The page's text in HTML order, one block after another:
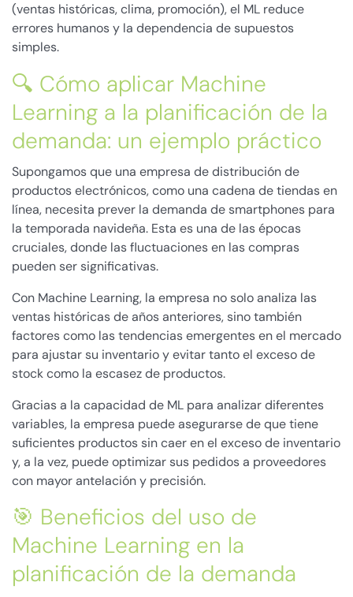
(ventas históricas, clima, promoción), el ML reduce
errores humanos y la dependencia de supuestos
simples.
🔍 Cómo aplicar Machine
Learning a la planificación de la
demanda: un ejemplo práctico
Supongamos que una empresa de distribución de
productos electrónicos, como una cadena de tiendas en
línea, necesita prever la demanda de smartphones para
la temporada navideña. Esta es una de las épocas
cruciales, donde las fluctuaciones en las compras
pueden ser significativas.
Con Machine Learning, la empresa no solo analiza las
ventas históricas de años anteriores, sino también
factores como las tendencias emergentes en el mercado
para ajustar su inventario y evitar tanto el exceso de
stock como la escasez de productos.
Gracias a la capacidad de ML para analizar diferentes
variables, la empresa puede asegurarse de que tiene
suficientes productos sin caer en el exceso de inventario
y, a la vez, puede optimizar sus pedidos a proveedores
con mayor antelación y precisión.
🎯 Beneficios del uso de
Machine Learning en la
planificación de la demanda